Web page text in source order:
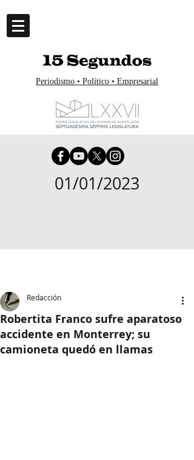
Periodismo • Político • Empresarial
01/01/2023
Robertita Franco sufre aparatoso
accidente en Monterrey; su
camioneta quedó en llamas
Redacción